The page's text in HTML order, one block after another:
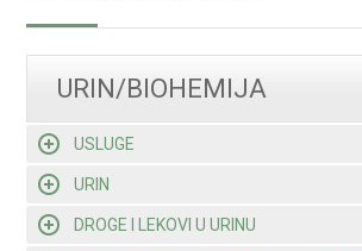
URIN/BIOHEMIJA
USLUGE
URIN
DROGE I LEKOVI U URINU